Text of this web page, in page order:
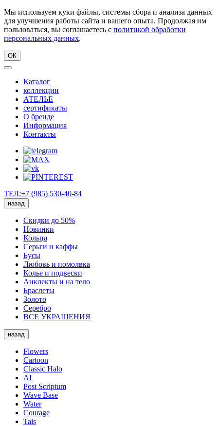
Мы используем куки файлы, системы сбора и анализа данных
для улучшения работы сайта и вашего опыта. Продолжая им
пользоваться, вы соглашаетесь с политикой обработки
персональных данных.
ОК
Каталог
коллекции
АТЕЛЬЕ
сертификаты
О бренде
Информация
Контакты
ТЕЛ:+7 (985) 530-40-84
назад
Скидки до 50%
Новинки
Кольца
Серьги и каффы
Бусы
Любовь и помолвка
Колье и подвески
Анклекты и на тело
Браслеты
Золото
Серебро
ВСЕ УКРАШЕНИЯ
назад
Flowers
Cartoon
Classic Halo
AI
Post Scriptum
Wave Base
Water
Courage
Tais